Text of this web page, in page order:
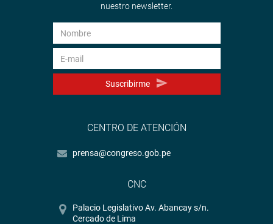
nuestro newsletter.
Suscribirme
CENTRO DE ATENCIÓN
prensa@congreso.gob.pe
CNC
Palacio Legislativo Av. Abancay s/n.
Cercado de Lima